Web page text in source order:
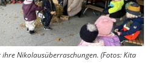
Nikolausüberraschungen. (Fotos: Kita